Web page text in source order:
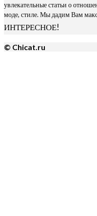
увлекательные статьи о
моде, стиле. Мы дадим Вам
ИНТЕРЕСНОЕ!
© Chicat.ru